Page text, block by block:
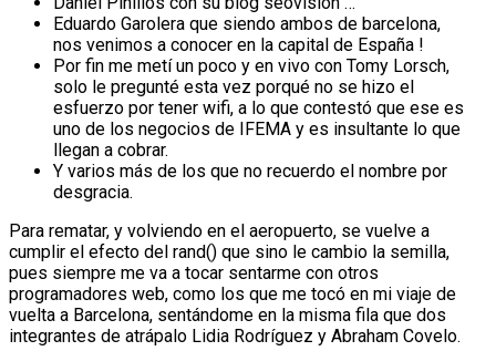
Eduardo Garolera que siendo ambos de barcelona,
nos venimos a conocer en la capital de España !
Por fin me metí un poco y en vivo con Tomy Lorsch,
solo le pregunté esta vez porqué no se hizo el
esfuerzo por tener wifi, a lo que contestó que ese es
uno de los negocios de IFEMA y es insultante lo que
llegan a cobrar.
Y varios más de los que no recuerdo el nombre por
desgracia.
Para rematar, y volviendo en el aeropuerto, se vuelve a
cumplir el efecto del rand() que sino le cambio la semilla,
pues siempre me va a tocar sentarme con otros
programadores web, como los que me tocó en mi viaje de
vuelta a Barcelona, sentándome en la misma fila que dos
integrantes de atrápalo Lidia Rodríguez y Abraham Covelo.